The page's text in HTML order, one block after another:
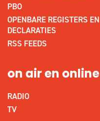
PBO
OPENBARE REGISTERS EN
DECLARATIES
RSS FEEDS
on air en online
RADIO
TV